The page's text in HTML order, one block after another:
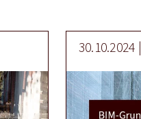
30.10.2024 |